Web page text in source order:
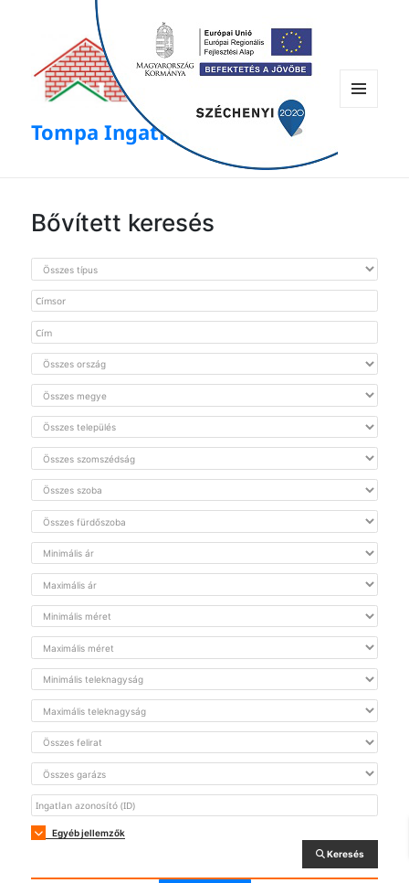
Tompa Ingatlan
Bővített keresés
Egyéb jellemzők
Keresés